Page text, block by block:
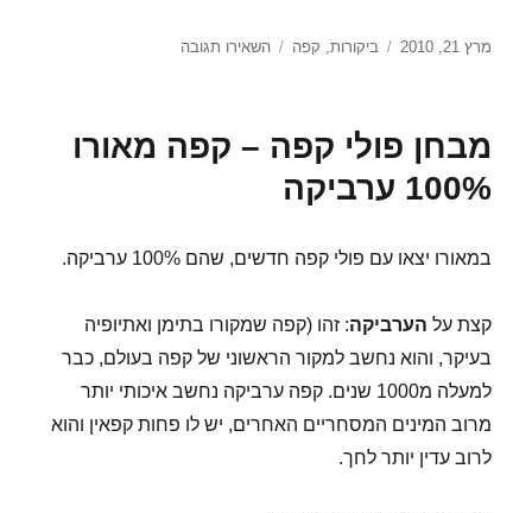
פורסם
מרץ 21, 2010 קטגוריות
ביקורות, קפה השאירו תגובה
–
קפה
מבחן פולי קפה – קפה מאורו
100% ערביקה
במאורו יצאו עם פולי קפה חדשים, שהם 100% ערביקה.
קצת על הערביקה: זהו (קפה שמקורו בתימן ואתיופיה
בעיקר, והוא נחשב למקור הראשוני של קפה בעולם, כבר
למעלה מ1000 שנים. קפה ערביקה נחשב איכותי יותר
מרוב המינים המסחריים האחרים, יש לו פחות קפאין והוא
לרוב עדין יותר לחך.